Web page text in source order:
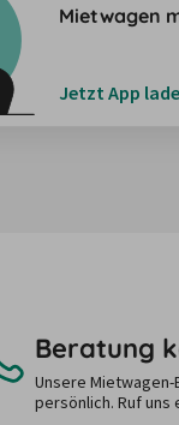
Mietwagen
Jetzt App
Beratung
Unsere
persönlich. Ruf uns